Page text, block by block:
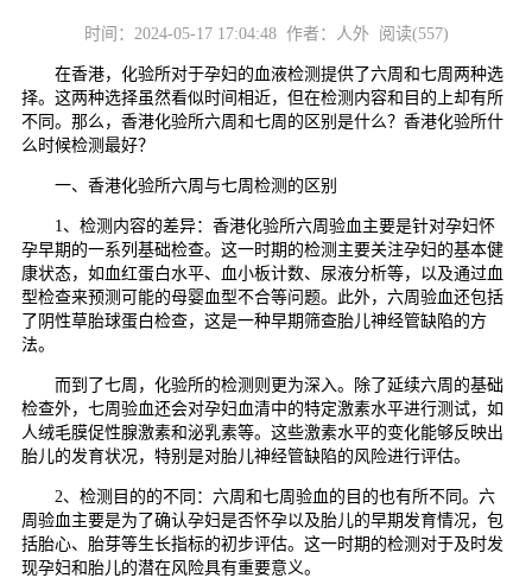
时间：2024-05-17 17:04:48 作者：人外 阅读(557)
在香港，化验所对于孕妇的血液检测提供了六周和七周两种选
择。这两种选择虽然看似时间相近，但在检测内容和目的上却有所
不同。那么，香港化验所六周和七周的区别是什么？香港化验所什
么时候检测最好？
一、香港化验所六周与七周检测的区别
1、检测内容的差异：香港化验所六周验血主要是针对孕妇怀
孕早期的一系列基础检查。这一时期的检测主要关注孕妇的基本健
康状态，如血红蛋白水平、血小板计数、尿液分析等，以及通过血
型检查来预测可能的母婴血型不合等问题。此外，六周验血还包括
了阴性草胎球蛋白检查，这是一种早期筛查胎儿神经管缺陷的方
法。
而到了七周，化验所的检测则更为深入。除了延续六周的基础
检查外，七周验血还会对孕妇血清中的特定激素水平进行测试，如
人绒毛膜促性腺激素和泌乳素等。这些激素水平的变化能够反映出
胎儿的发育状况，特别是对胎儿神经管缺陷的风险进行评估。
2、检测目的的不同：六周和七周验血的目的也有所不同。六
周验血主要是为了确认孕妇是否怀孕以及胎儿的早期发育情况，包
括胎心、胎芽等生长指标的初步评估。这一时期的检测对于及时发
现孕妇和胎儿的潜在风险具有重要意义。